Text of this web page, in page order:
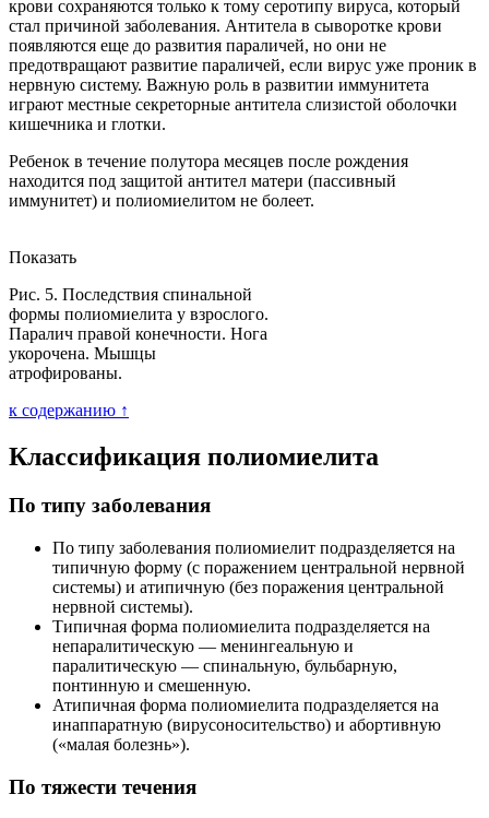
крови сохраняются только к тому серотипу вируса, который
стал причиной заболевания. Антитела в сыворотке крови
появляются еще до развития параличей, но они не
предотвращают развитие параличей, если вирус уже проник в
нервную систему. Важную роль в развитии иммунитета
играют местные секреторные антитела слизистой оболочки
кишечника и глотки.
Ребенок в течение полутора месяцев после рождения
находится под защитой антител матери (пассивный
иммунитет) и полиомиелитом не болеет.
Показать
Рис. 5. Последствия спинальной
формы полиомиелита у взрослого.
Паралич правой конечности. Нога
укорочена. Мышцы
атрофированы.
к содержанию ↑
Классификация полиомиелита
По типу заболевания
По типу заболевания полиомиелит подразделяется на
типичную форму (с поражением центральной нервной
системы) и атипичную (без поражения центральной
нервной системы).
Типичная форма полиомиелита подразделяется на
непаралитическую — менингеальную и
паралитическую — спинальную, бульбарную,
понтинную и смешенную.
Атипичная форма полиомиелита подразделяется на
инаппаратную (вирусоносительство) и абортивную
(«малая болезнь»).
По тяжести течения